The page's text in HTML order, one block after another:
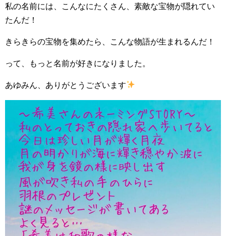
私の名前には、こんなにたくさん、素敵な宝物が隠れてい
たんだ！
きらきらの宝物を集めたら、こんな物語が生まれるんだ！
って、もっと名前が好きになりました。
あゆみん、ありがとうございます